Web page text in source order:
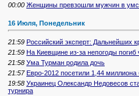
00:00 Женщины превзошли мужчин в
16 Июля, Понедельник
21:59 Российский эксперт: Дальнейших
21:59 На Киевщине из-за непогоды погиб
21:58 Ума Турман родила дочь
21:57 Евро-2012 посетили 1,44 миллиона
19:58 Украинец Олександр Недовесов
турнира